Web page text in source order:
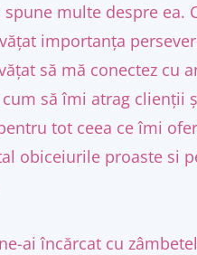
multe despre ea.
importanța
să mă conectez cu
să îmi atrag clienții
tot ceea ce îmi
obiceiurile proaste si
ai încărcat cu